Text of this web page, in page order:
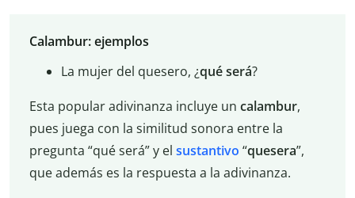
Calambur: ejemplos
La mujer del quesero, ¿qué será?
Esta popular adivinanza incluye un calambur,
pues juega con la similitud sonora entre la
pregunta “qué será” y el sustantivo “quesera”,
que además es la respuesta a la adivinanza.